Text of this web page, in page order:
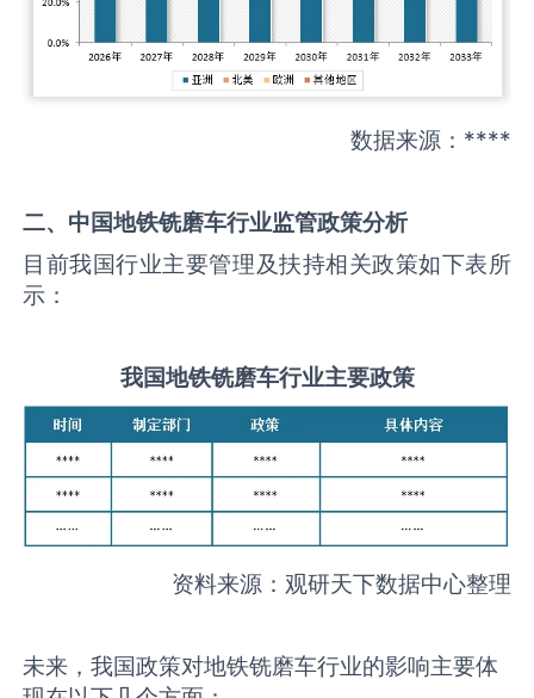
数据来源：****
二、中国地铁铣磨车行业监管政策分析
目前我国行业主要管理及扶持相关政策如下表所
示：
我国地铁铣磨车行业主要政策
资料来源：观研天下数据中心整理
未来，我国政策对地铁铣磨车行业的影响主要体